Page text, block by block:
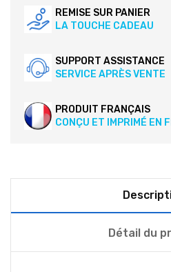
REMISE SUR PANIER
LA TOUCHE CADEAU
SUPPORT ASSISTANCE
SERVICE APRÈS VENTE
PRODUIT FRANÇAIS
CONÇU ET IMPRIMÉ EN
Détail du